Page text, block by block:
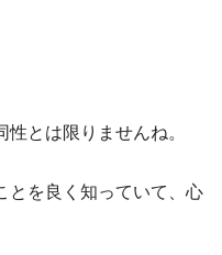
とは限りませんね。
とを良く知っていて、心